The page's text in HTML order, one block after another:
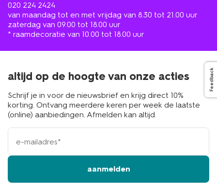
Feedback
020 224 2424
van maandag tot en met vrijdag van 8.30 tot 21.00 uur
zaterdag van 09.00 tot 18.00 uur
* raamdecoratie van 10.00 tot 18.00 uur
altijd op de hoogte van onze acties
Schrijf je in voor de nieuwsbrief en krijg direct 10%
korting. Ontvang meerdere keren per week de laatste
(online) aanbiedingen. Afmelden kan altijd.
e-
mailadres
aanmelden